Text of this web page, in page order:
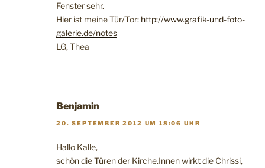
Fenster sehr.
Hier ist meine Tür/Tor: http://www.grafik-und-foto-
galerie.de/notes
LG, Thea
Benjamin
20. SEPTEMBER 2012 UM 18:06 UHR
Hallo Kalle,
schön die Türen der Kirche.Innen wirkt die Chrissi,